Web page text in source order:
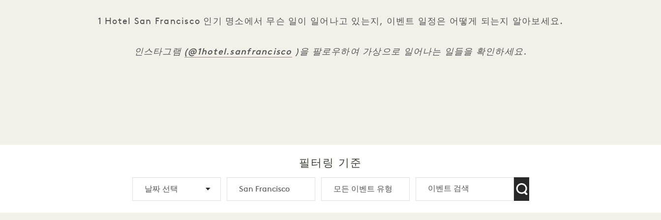
1 Hotel San Francisco 인기 명소에서 무슨 일이 일어나고 있는지, 이벤트 일정은 어떻게 되는지 알아보세요.
인스타그램 (@1hotel.sanfrancisco )을 팔로우하여 가상으로 일어나는 일들을 확인하세요.
필터링 기준